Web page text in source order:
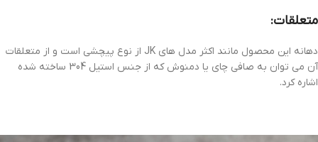
متعلقات:
دهانه این محصول مانند اکثر مدل های JK از نوع پیچشی است و از متعلقات
آن می توان به صافی چای یا دمنوش که از جنس استیل 304 ساخته شده
اشاره کرد.